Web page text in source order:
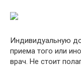
Индивидуальную
приема того или
врач. Не стоит